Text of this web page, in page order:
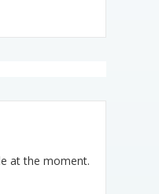
at the moment.